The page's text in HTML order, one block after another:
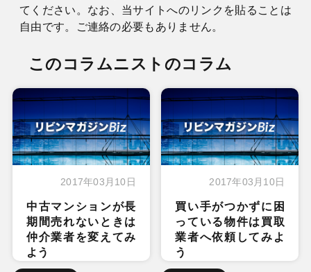
てください。なお、当サイトへのリンクを貼ることは
自由です。ご連絡の必要もありません。
このコラムニストのコラム
2017年03月10日
中古マンションが長
期間売れないときは
仲介業者を変えてみ
よう
2017年03月10日
買い手がつかずに困
っている物件は買取
業者へ依頼してみよ
う